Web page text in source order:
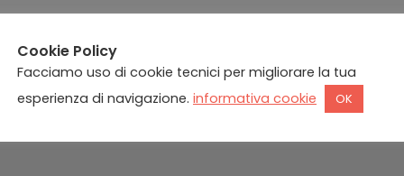
Cookie Policy
Facciamo uso di cookie tecnici per migliorare la tua
esperienza di navigazione. informativa cookie OK